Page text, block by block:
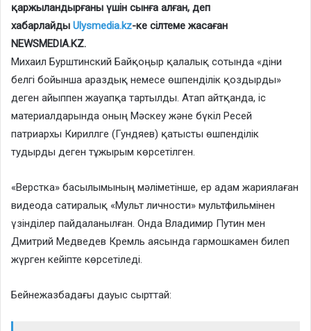
қаржыландырғаны үшін сынға алған, деп
хабарлайды Ulysmedia.kz-ке сілтеме жасаған
NEWSMEDIA.KZ.
Михаил Бурштинский Байқоңыр қалалық сотында «діни
белгі бойынша араздық немесе өшпенділік қоздырды»
деген айыппен жауапқа тартылды. Атап айтқанда, іс
материалдарында оның Мәскеу және бүкіл Ресей
патриархы Кириллге (Гундяев) қатысты өшпенділік
тудырды деген тұжырым көрсетілген.
«Верстка» басылымының мәліметінше, ер адам жариялаған
видеода сатиралық «Мульт личности» мультфильмінен
үзінділер пайдаланылған. Онда Владимир Путин мен
Дмитрий Медведев Кремль аясында гармошкамен билеп
жүрген кейіпте көрсетіледі.
Бейнежазбадағы дауыс сырттай: